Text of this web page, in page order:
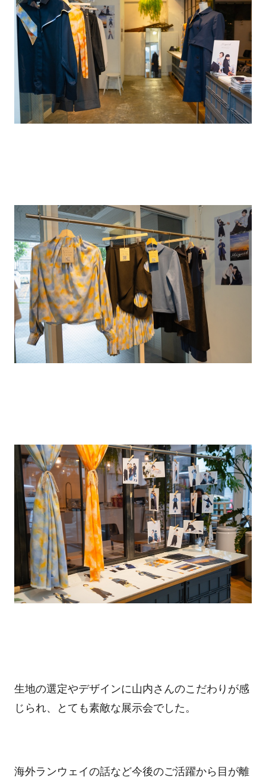
生地の選定やデザインに山内さんのこだわりが感
じられ、とても素敵な展示会でした。
海外ランウェイの話など今後のご活躍から目が離